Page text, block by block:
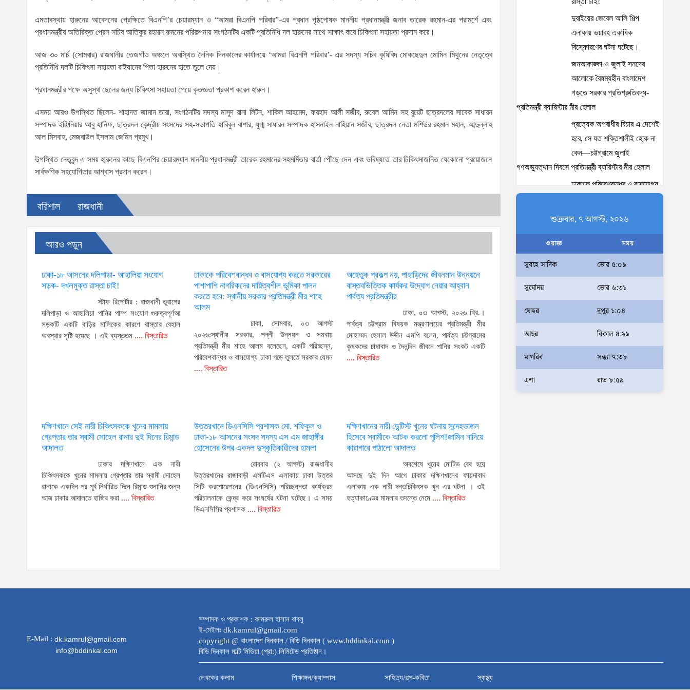
এমতাবস্থায় হারুনের আবেদনের প্রেক্ষিতে বিএনপি’র চেয়ারম্যান ও “আমরা বিএনপি পরিবার”-এর প্রধান পৃষ্ঠপোষক মাননীয় প্রধানমন্ত্রী জনাব তারেক রহমান-এর পরামর্শে এবং
প্রধানমন্ত্রীর অতিরিক্ত প্রেস সচিব আতিকুর রহমান রুমনের পরিকল্পনায় সংগঠনটির একটি প্রতিনিধি দল হারুনের সাথে সাক্ষাৎ করে চিকিৎসা সহায়তা প্রদান করে।
আজ ৩০ মার্চ (সোমবার) রাজধানীর তেজগাঁও অঞ্চলে অবস্থিত দৈনিক দিনকালের কার্যালয়ে ‘আমরা বিএনপি পরিবার’- এর সদস্য সচিব কৃষিবিদ মোকছেদুল মোমিন মিথুনের নেতৃত্বে
প্রতিনিধি দলটি চিকিৎসা সহায়তা রাইয়ানের পিতা হারুনের হাতে তুলে দেয়।
প্রধানমন্ত্রীর পক্ষে অসুস্থ ছেলের জন্য চিকিৎসা সহায়তা পেয়ে কৃতজ্ঞতা প্রকাশ করেন হারুন।
এসময় আরও উপস্থিত ছিলেন- শাহাদত জামান তারা, সংগঠনটির সদস্য মাসুদ রানা লিটন, শাকিল আহমেদ, ফরহাদ আলী সজীব, রুবেল আমিন সহ বুয়েট ছাত্রদলের সাবেক সাধারন
সম্পাদক ইঞ্জিনিয়ার আবু হানিফ, ছাত্রদল কেন্দ্রীয় সংসদের সহ-সভাপতি হাবিবুল বাশার, যুগ্ম সাধারন সম্পাদক হাসনাইন নাহিয়ান সজীব, ছাত্রদল নেতা মশিউর রহমান মহান, আব্দুল্লাহ
আল মিসবাহ, মেজবাউল ইসলাম জেমিন প্রমুখ।
উপস্থিত নেতৃবৃন্দ এ সময় হারুনের কাছে বিএনপির চেয়ারম্যান মাননীয় প্রধানমন্ত্রী তারেক রহমানের সহমর্মিতার বার্তা পৌঁছে দেন এবং ভবিষ্যতে তার চিকিৎসাজনিত যেকোনো প্রয়োজনে
সার্বক্ষণিক সহযোগিতার আশ্বাস প্রদান করেন।
বরিশাল রাজধানী
আরও পড়ুন
ঢাকা-১৮ আসনের দলিপাড়া- আহালিয়া সংযোগ
সড়ক- দখলমুক্ত রাস্তা চাই!
স্টাফ রিপোর্টার : রাজধানী তুরাগের
দলিপাড়া ও আহালিয়া পানির পাম্প সংযোগ গুরুত্বপূর্ণআ
সড়কটি একটি বাড়ির মালিকের কারণে রাস্তার বেহাল
অবস্থার সৃষ্টি হয়েছে । এই ব্যস্ততম .... বিস্তারিত
ঢাকাকে পরিবেশবান্ধব ও বাসযোগ্য করতে সরকারের
পাশাপাশি নাগরিকদের দায়িত্বশীল ভূমিকা পালন
করতে হবে: স্থানীয় সরকার প্রতিমন্ত্রী মীর শাহে
আলম
ঢাকা, সোমবার, ০৩ আগস্ট
২০২৬:স্থানীয় সরকার, পল্লী উন্নয়ন ও সমবায়
প্রতিমন্ত্রী মীর শাহে আলম বলেছেন, একটি পরিচ্ছন্ন,
পরিবেশবান্ধব ও বাসযোগ্য ঢাকা গড়ে তুলতে সরকার যেমন
.... বিস্তারিত
অহেতুক প্রকল্প নয়, পাহাড়িদের জীবনমান উন্নয়নে
বাস্তবভিত্তিক কার্যকর উদ্যোগ নেয়ার আহ্বান
পার্বত্য প্রতিমন্ত্রীর
ঢাকা, ০৩ আগস্ট, ২০২৬ খ্রি.।
পার্বত্য চট্টগ্রাম বিষয়ক মন্ত্রণালয়ের প্রতিমন্ত্রী মীর
মোহাম্মদ হেলাল উদ্দীন এমপি বলেন, পার্বত্য চট্টগ্রামের
কৃষকদের চাষাবাদ ও দৈনন্দিন জীবনে পানির সংকট একটি
.... বিস্তারিত
দক্ষিণখানে সেই নারী চিকিৎসককে খুনের মামলায়
গ্রেপ্তার তার স্বামী সোহেল রানার দুই দিনের রিমান্ড
আদালত
ঢাকার দক্ষিণখানে এক নারী
চিকিৎসককে খুনের মামলায় গ্রেপ্তার তার স্বামী সোহেল
রানাকে একদিন পর পূর্ব নির্ধারিত দিনে রিমান্ড শুনানির জন্য
আজ ঢাকার আদালতে হাজির করা .... বিস্তারিত
উত্তরখানে ডিএনসিসি প্রশাসক মো. শফিকুল ও
ঢাকা-১৮ আসনের সংসদ সদস্য এস এম জাহাঙ্গীর
হোসেনের উপর একদল দুস্কৃতিকারীদের হামলা
রোববার (২ আগস্ট) রাজধানীর
উত্তরখানের রাজাবাড়ী এসটিএস এলাকায় ঢাকা উত্তর
সিটি করপোরেশনের (ডিএনসিসি) পরিচ্ছন্নতা কার্যক্রম
পরিচালনাকে কেন্দ্র করে সংঘর্ষের ঘটনা ঘটেছে। এ সময়
ডিএনসিসির প্রশাসক .... বিস্তারিত
দক্ষিণখানের নারী ডেন্টিস্ট খুনের ঘটনায় সন্দেহভাজন
হিসেবে স্বামীকে আটক করলো পুলিশ!জামিন নাদিয়ে
কারাগারে পাঠালো আদালত
অবশেষে খুনের মোটিভ বের হয়ে
আসছে দুই দিন আগে ঢাকার দক্ষিণখানের ফায়দাবাদ
এলাকায় এক নারী দন্তচিকিৎসক খুন এর ঘটনা । ওই
হত্যাকাণ্ডের মামলার তদন্তে নেমে.... বিস্তারিত
দুবাইয়ের জেবেল আলি শিল্প
এলাকায় ভয়াবহ একাধিক
বিস্ফোরণের ঘটনা ঘটেছে।
জনআকাঙ্ক্ষা ও জুলাই সনদের
আলোকে বৈষম্যহীন বাংলাদেশ
গড়তে সরকার প্রতিশ্রুতিবদ্ধ-
প্রতিমন্ত্রী ব্যারিস্টার মীর হেলাল
প্রত্যেক অপরাধীর বিচার এ দেশেই
হবে, সে যত শক্তিশালীই হোক না
কেন—চট্টগ্রামে জুলাই
গণঅভ্যুত্থান দিবসে প্রতিমন্ত্রী ব্যারিস্টার মীর হেলাল
ঢাকাকে পরিবেশবান্ধব ও বাসযোগ্য
নাগরিকদের দায়িত্বশীল ভূমিকা
ব্যারিস্টার মীর হেলাল
কার্যকর উদ্যোগ নেয়ার আহ্বান
পার্বত্য প্রতিমন্ত্রীর
খুনের মামলায় গ্রেপ্তার তার স্বামী
ট্যাবলেট , নগদ টাকা সহ জন মাদক
সংসদ সদস্য এস এম জাহাঙ্গীর
শুক্রবার, ৭ আগস্ট, ২০২৬
ওয়াক্ত সময়
সুবহে সাদিক ভোর ৫:০৯
সূর্যোদয় ভোর ৬:৩১
যোহর দুপুর ১:০৪
আছর বিকাল ৪:২৯
মাগরিব সন্ধ্যা ৭:৩৮
এশা রাত ৮:৫৯
E-Mail : dk.kamrul@gmail.com
info@bddinkal.com
সম্পাদক ও প্রকাশক : কামরুল হাসান বাবলু
ই-মেইলঃ dk.kamrul@gmail.com
copyright @ বাংলাদেশ দিনকাল / বিডি দিনকাল ( www.bddinkal.com )
বিডি দিনকাল মাল্টি মিডিয়া (প্রা:) লিমিটেড প্রতিষ্ঠান।
লেখকের কলাম শিক্ষাঙ্গন/ক্যাম্পাস সাহিত্য/গল্প-কবিতা স্বাস্থ্য